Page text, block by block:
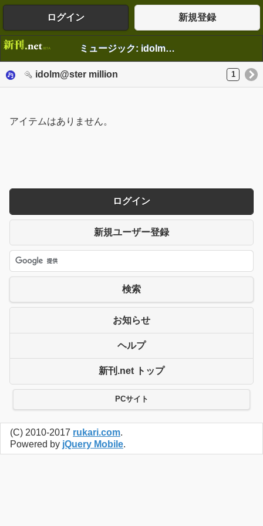
ログイン 新規登録
ミュージック: idolm@ster million
idolm@ster million 1
アイテムはありません。
ログイン
新規ユーザー登録
検索
お知らせ
ヘルプ
新刊.net トップ
PCサイト
(C) 2010-2017 rukari.com.
Powered by jQuery Mobile.